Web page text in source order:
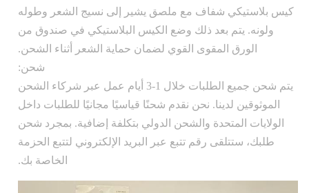
كيس بلاستيكي شفاف مع ملصق يشير إلى نسيج الشعر وطوله
ولونه. يتم بعد ذلك وضع الكيس البلاستيكي في صندوق من
الورق المقوى القوي لضمان حماية الشعر أثناء الشحن.
شحن:
يتم شحن جميع الطلبات خلال 1-3 أيام عمل عبر شركاء الشحن
الموثوقين لدينا. نحن نقدم شحنًا قياسيًا مجانيًا للطلبات داخل
الولايات المتحدة والشحن الدولي بتكلفة إضافية. بمجرد شحن
طلبك، ستتلقى رقم تتبع عبر البريد الإلكتروني لتتبع الحزمة
الخاصة بك.